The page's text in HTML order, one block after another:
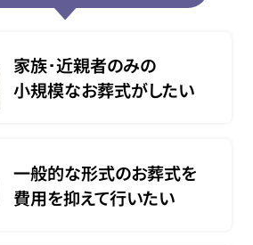
家族･近親者のみの
小規模なお葬式がしたい
一般的な形式のお葬式を
費用を抑えて行いたい